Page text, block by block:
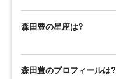
森田豊の星座は?
森田豊のプロフィールは?